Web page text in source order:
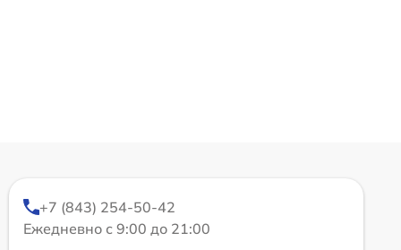
+7 (843) 254-50-42
Ежедневно с 9:00 до 21:00